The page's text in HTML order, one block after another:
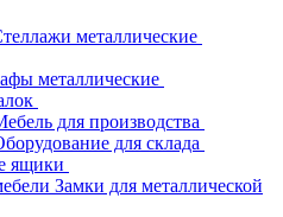
металлические
металлические
для производства
для склада
ящики
Замки для металлической